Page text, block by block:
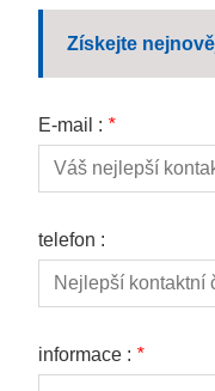
Získejte
E-mail : *
telefon :
informace : *